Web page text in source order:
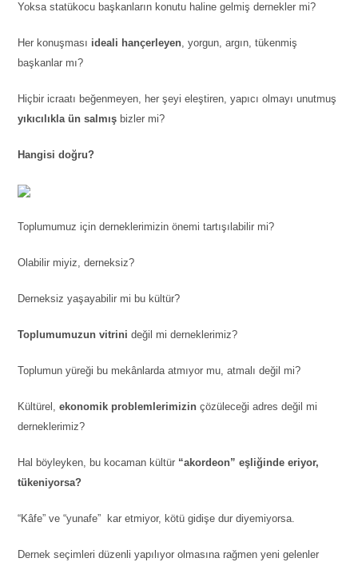
Yoksa statükocu başkanların konutu haline gelmiş dernekler mi?
Her konuşması ideali hançerleyen, yorgun, argın, tükenmiş
başkanlar mı?
Hiçbir icraatı beğenmeyen, her şeyi eleştiren, yapıcı olmayı unutmuş
yıkıcılıkla ün salmış bizler mi?
Hangisi doğru?
Toplumumuz için derneklerimizin önemi tartışılabilir mi?
Olabilir miyiz, derneksiz?
Derneksiz yaşayabilir mi bu kültür?
Toplumumuzun vitrini değil mi derneklerimiz?
Toplumun yüreği bu mekânlarda atmıyor mu, atmalı değil mi?
Kültürel,ekonomik problemlerimizin çözüleceği adres değil mi
derneklerimiz?
Hal böyleyken, bu kocaman kültür “akordeon” eşliğinde eriyor,
tükeniyorsa?
“Kâfe” ve “yunafe” kar etmiyor, kötü gidişe dur diyemiyorsa.
Dernek seçimleri düzenli yapılıyor olmasına rağmen yeni gelenler